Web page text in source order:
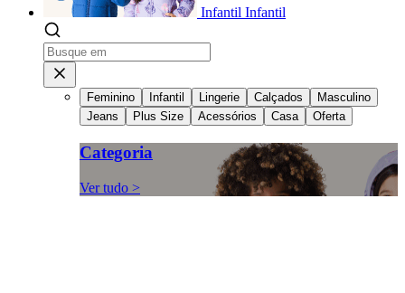
Infantil Infantil
Feminino Infantil Lingerie Calçados
Masculino
Jeans
Plus Size Acessórios Casa Oferta
Categoria
Ver tudo >